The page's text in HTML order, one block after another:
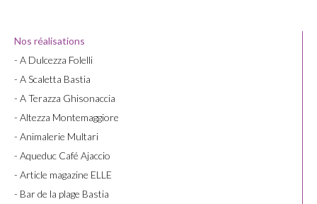
Nos réalisations
- A Dulcezza Folelli
- A Scaletta Bastia
- A Terazza Ghisonaccia
- Altezza Montemaggiore
- Animalerie Multari
- Aqueduc Café Ajaccio
- Article magazine ELLE
- Bar de la plage Bastia